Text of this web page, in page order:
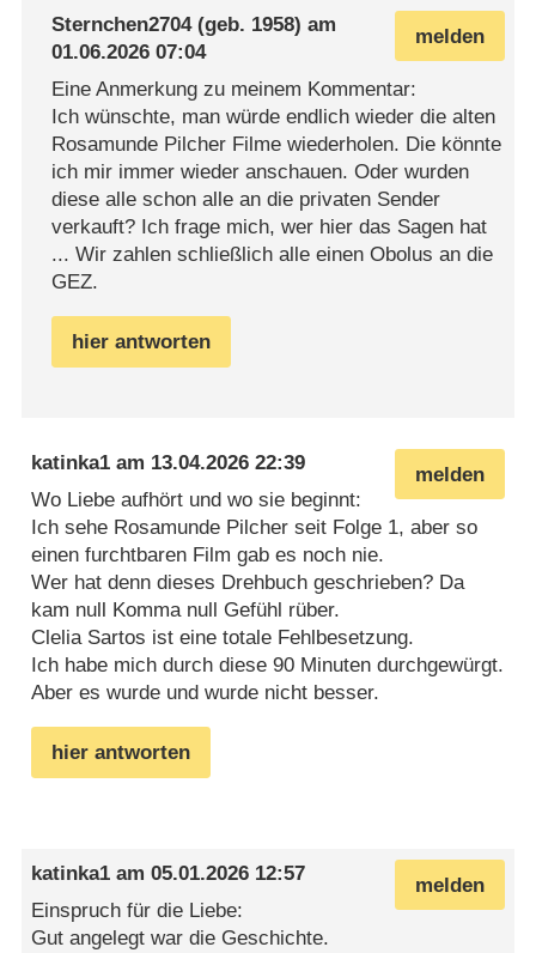
melden
Sternchen2704(geb. 1958) am
01.06.2026 07:04
Eine Anmerkung zu meinem Kommentar:
Ich wünschte, man würde endlich wieder die alten
Rosamunde Pilcher Filme wiederholen. Die könnte
ich mir immer wieder anschauen. Oder wurden
diese alle schon alle an die privaten Sender
verkauft? Ich frage mich, wer hier das Sagen hat
... Wir zahlen schließlich alle einen Obolus an die
GEZ.
hier antworten
melden
katinka1 am 13.04.2026 22:39
Wo Liebe aufhört und wo sie beginnt:
Ich sehe Rosamunde Pilcher seit Folge 1, aber so
einen furchtbaren Film gab es noch nie.
Wer hat denn dieses Drehbuch geschrieben? Da
kam null Komma null Gefühl rüber.
Clelia Sartos ist eine totale Fehlbesetzung.
Ich habe mich durch diese 90 Minuten durchgewürgt.
Aber es wurde und wurde nicht besser.
hier antworten
melden
katinka1 am05.01.2026 12:57
Einspruch für die Liebe:
Gut angelegt war die Geschichte.